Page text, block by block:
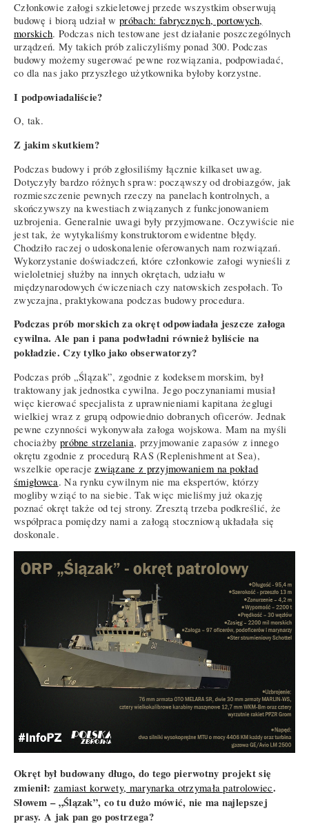
Członkowie załogi szkieletowej przede wszystkim obserwują
budowę i biorą udział wpróbach: fabrycznych, portowych,
morskich. Podczas nich testowane jest działanie poszczególnych
urządzeń. My takich prób zaliczyliśmy ponad 300. Podczas
budowy możemy sugerować pewne rozwiązania, podpowiadać,
co dla nas jako przyszłego użytkownika byłoby korzystne.
I podpowiadaliście?
O, tak.
Z jakim skutkiem?
Podczas budowy i prób zgłosiliśmy łącznie kilkaset uwag.
Dotyczyły bardzo różnych spraw: począwszy od drobiazgów, jak
rozmieszczenie pewnych rzeczy na panelach kontrolnych, a
skończywszy na kwestiach związanych z funkcjonowaniem
uzbrojenia. Generalnie uwagi były przyjmowane. Oczywiście nie
jest tak, że wytykaliśmy konstruktorom ewidentne błędy.
Chodziło raczej o udoskonalenie oferowanych nam rozwiązań.
Wykorzystanie doświadczeń, które członkowie załogi wynieśli z
wieloletniej służby na innych okrętach, udziału w
międzynarodowych ćwiczeniach czy natowskich zespołach. To
zwyczajna, praktykowana podczas budowy procedura.
Podczas prób morskich za okręt odpowiadała jeszcze załoga
cywilna. Ale pan i pana podwładni również byliście na
pokładzie. Czy tylko jako obserwatorzy?
Podczas prób „Ślązak”, zgodnie z kodeksem morskim, był
traktowany jak jednostka cywilna. Jego poczynaniami musiał
więc kierować specjalista z uprawnieniami kapitana żeglugi
wielkiej wraz z grupą odpowiednio dobranych oficerów. Jednak
pewne czynności wykonywała załoga wojskowa. Mam na myśli
chociażby próbne strzelania, przyjmowanie zapasów z innego
okrętu zgodnie z procedurą RAS (Replenishment at Sea),
wszelkie operacjezwiązane z przyjmowaniem na pokład
śmigłowca. Na rynku cywilnym nie ma ekspertów, którzy
mogliby wziąć to na siebie. Tak więc mieliśmy już okazję
poznać okręt także od tej strony. Zresztą trzeba podkreślić, że
współpraca pomiędzy nami a załogą stoczniową układała się
doskonale.
Okręt był budowany długo, do tego pierwotny projekt się
zmienił: zamiast korwety, marynarka otrzymała patrolowiec.
Słowem – „Ślązak”, co tu dużo mówić, nie ma najlepszej
prasy. A jak pan go postrzega?